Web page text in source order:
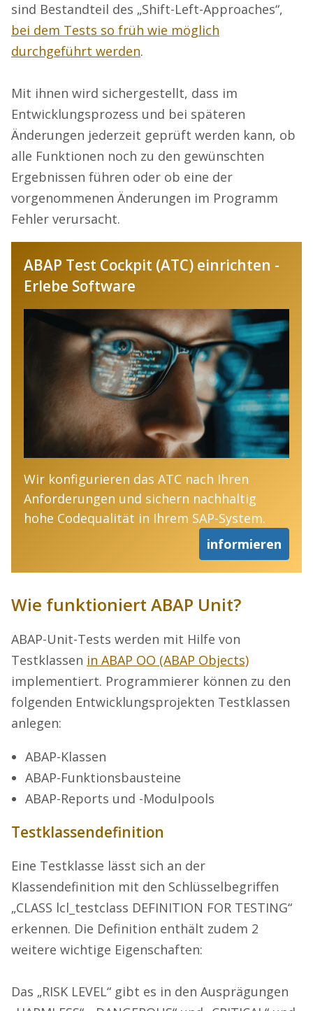
sind Bestandteil des „Shift-Left-Approaches“,
bei dem Tests so früh wie möglich
durchgeführt werden.
Mit ihnen wird sichergestellt, dass im
Entwicklungsprozess und bei späteren
Änderungen jederzeit geprüft werden kann, ob
alle Funktionen noch zu den gewünschten
Ergebnissen führen oder ob eine der
vorgenommenen Änderungen im Programm
Fehler verursacht.
ABAP Test Cockpit (ATC) einrichten -
Erlebe Software
Wir konfigurieren das ATC nach Ihren
Anforderungen und sichern nachhaltig
hohe Codequalität in Ihrem SAP-System.
informieren
Wie funktioniert ABAP Unit?
ABAP-Unit-Tests werden mit Hilfe von
Testklassen in ABAP OO (ABAP Objects)
implementiert. Programmierer können zu den
folgenden Entwicklungsprojekten Testklassen
anlegen:
ABAP-Klassen
ABAP-Funktionsbausteine
ABAP-Reports und -Modulpools
Testklassendefinition
Eine Testklasse lässt sich an der
Klassendefinition mit den Schlüsselbegriffen
„CLASS lcl_testclass DEFINITION FOR TESTING“
erkennen. Die Definition enthält zudem 2
weitere wichtige Eigenschaften:
Das „RISK LEVEL“ gibt es in den Ausprägungen